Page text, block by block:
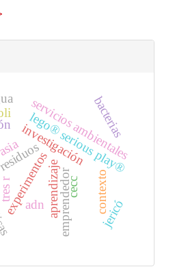
investigación
experimentosaprendizajeemprendedor
lego® serious play®
r
servicios ambientales
bacterias
adn contexto
jericó
cecc
asia